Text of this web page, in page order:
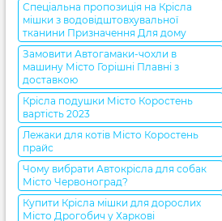
Спеціальна пропозиція на Крісла
мішки з водовідштовхувальної
тканини Призначення Для дому
Замовити Автогамаки-чохли в
машину Місто Горішні Плавні з
доставкою
Крісла подушки Місто Коростень
вартість 2023
Лежаки для котів Місто Коростень
прайс
Чому вибрати Автокрісла для собак
Місто Червоноград?
Купити Крісла мішки для дорослих
Місто Дрогобич у Харкові